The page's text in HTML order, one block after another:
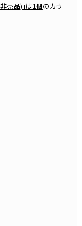
売品)」は1個のカウ